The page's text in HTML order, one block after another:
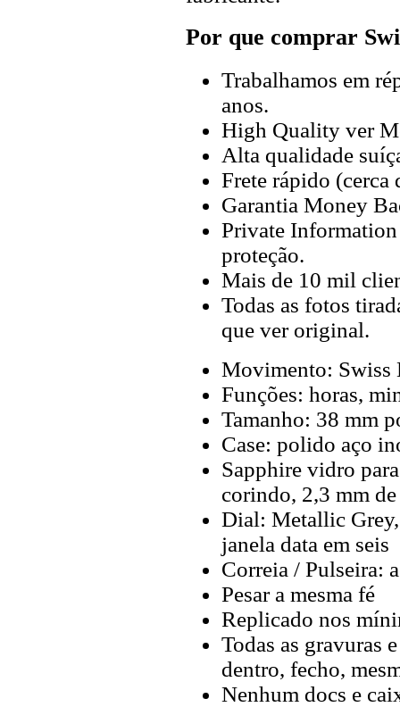
Por que comprar
Trabalhamos em
anos.
High Quality ver
Alta qualidade
Frete rápido (cerca
Garantia Money
Private
proteção.
Mais de 10 mil
Todas as fotos
que ver original.
Movimento: Swiss
Funções: horas,
Tamanho: 38 mm
Case: polido aço
Sapphire vidro
corindo, 2,3 mm de
Dial: Metallic Grey,
janela data em seis
Correia / Pulseira:
Pesar a mesma fé
Replicado nos
Todas as gravuras
dentro, fecho,
Nenhum docs e